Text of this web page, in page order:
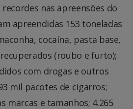
nas apreensões do
apreendidas 153 toneladas
cocaína, pasta base,
(roubo e furto);
com drogas e outros
mil pacotes de cigarros;
marcas e tamanhos; 4.265